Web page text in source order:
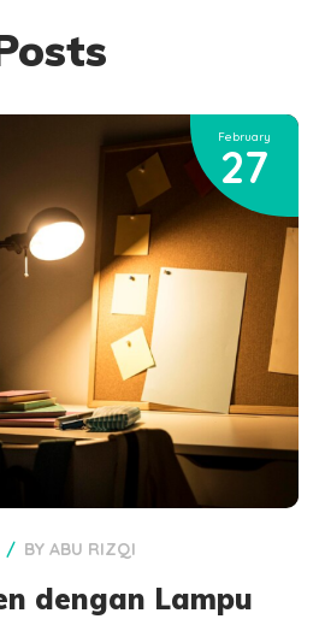
February
27
BYABU RIZQI
dengan Lampu